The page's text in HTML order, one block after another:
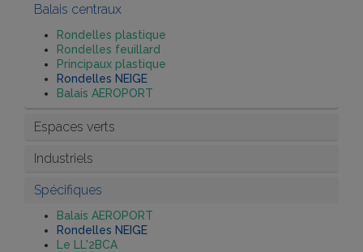
Balais centraux
Rondelles plastique
Rondelles feuillard
Principaux plastique
Rondelles NEIGE
Balais AEROPORT
Espaces verts
Industriels
Spécifiques
Balais AEROPORT
Rondelles NEIGE
Le LL'2BCA